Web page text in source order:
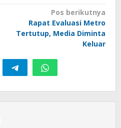
Pos berikutnya
Rapat Evaluasi Metro
Tertutup, Media Diminta
Keluar